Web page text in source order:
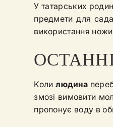
У татарських
предмети для
використання
Колилюдина
змозі вимовити
пропонує воду в